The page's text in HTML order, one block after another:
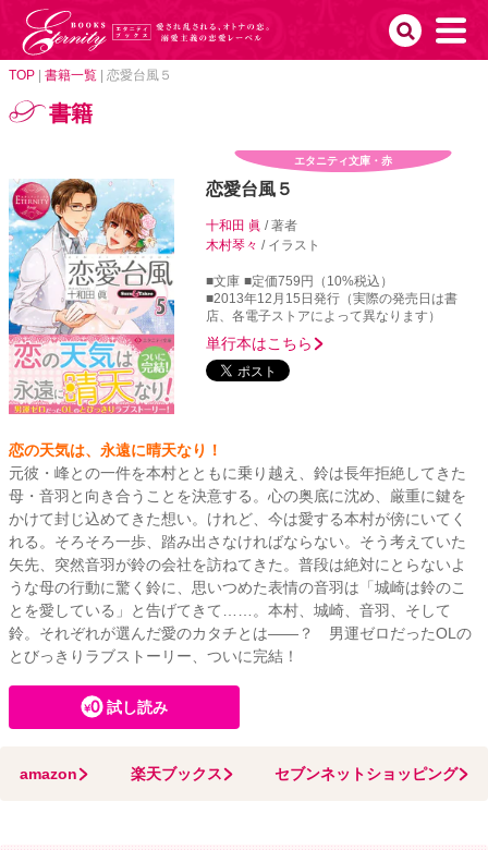
TOP 書籍一覧 恋愛台風５
書籍
エタニティ文庫・赤
恋愛台風５
十和田 眞/ 著者
木村琴々 / イラスト
■文庫 ■定価759円（10%税込）
■2013年12月15日発行（実際の発売日は書
店、各電子ストアによって異なります）
単行本はこちら
恋の天気は、永遠に晴天なり！
元彼・峰との一件を本村とともに乗り越え、鈴は長年拒絶してきた
母・音羽と向き合うことを決意する。心の奥底に沈め、厳重に鍵を
かけて封じ込めてきた想い。けれど、今は愛する本村が傍にいてく
れる。そろそろ一歩、踏み出さなければならない。そう考えていた
矢先、突然音羽が鈴の会社を訪ねてきた。普段は絶対にとらないよ
うな母の行動に驚く鈴に、思いつめた表情の音羽は「城崎は鈴のこ
とを愛している」と告げてきて……。本村、城崎、音羽、そして
鈴。それぞれが選んだ愛のカタチとは――？ 男運ゼロだったOLの
とびっきりラブストーリー、ついに完結！
試し読み
amazon 楽天ブックス セブンネットショッピング